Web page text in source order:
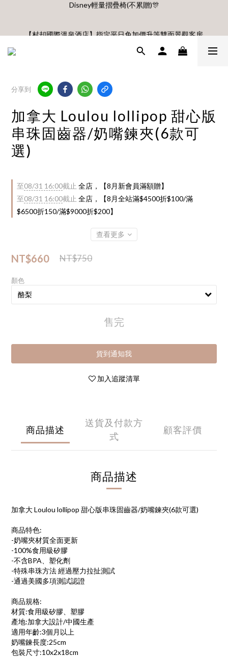
🎊8月底前、首購滿$3500贈UBMOM透明防水提袋 滿$6500贈
🎊8月底前、首購滿$3500贈UBMOM透明防水提袋 滿$6500贈
分享到
加拿大 Loulou lollipop 甜心版
串珠固齒器/奶嘴鍊夾(6款可
選)
至08/31 16:00截止 全店，【8月新會員滿額贈】
至08/31 16:00截止 全店，【8月全站滿$4500折$100/滿
$6500折150/滿$9000折$200】
查看更多
NT$660 NT$750
顏色
售完
貨到通知我
加入追蹤清單
商品描述
送貨及付款方
式
顧客評價
商品描述
加拿大 Loulou lollipop 甜心版串珠固齒器/奶嘴鍊夾(6款可選)
商品特色:
-奶嘴夾材質全面更新
-100%食用級矽膠
-不含BPA、塑化劑
-特殊串珠方法 經過壓力拉扯測試
-通過美國多項測試認證
商品規格:
材質:食用級矽膠、塑膠
產地:加拿大設計/中國生產
適用年齡:3個月以上
奶嘴鍊長度:25cm
包裝尺寸:10x2x18cm